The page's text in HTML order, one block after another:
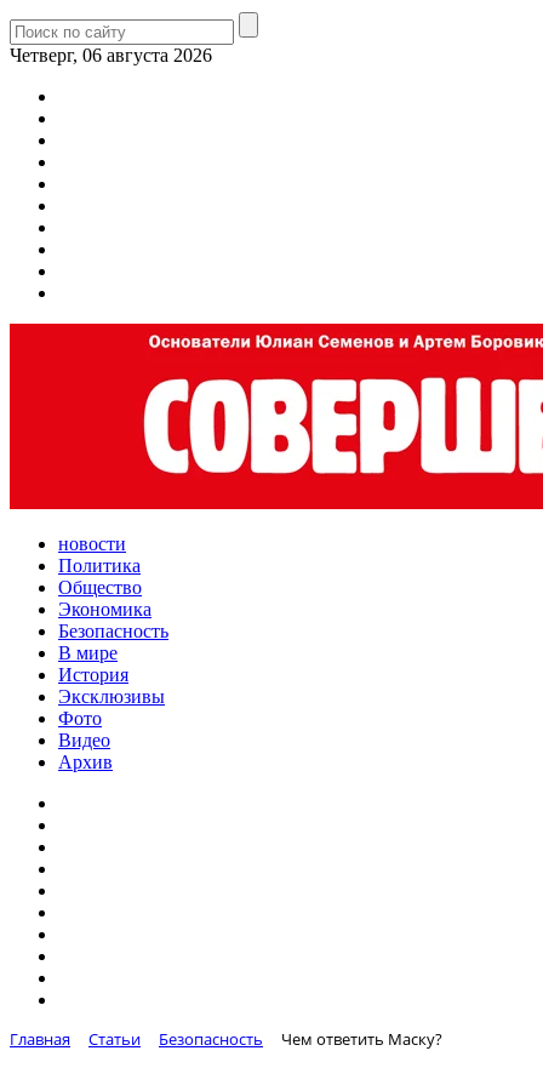
Четверг, 06 августа 2026
новости
Политика
Общество
Экономика
Безопасность
В мире
История
Эксклюзивы
Фото
Видео
Архив
Главная Статьи Безопасность Чем ответить Маску?